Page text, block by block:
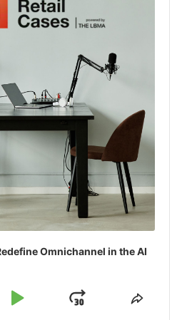
Omnichannel in the AI
Play
Jump
Share